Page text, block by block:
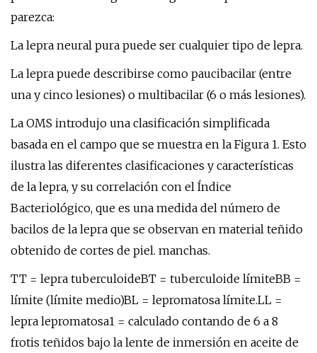
parezca:
La lepra neural pura puede ser cualquier tipo de lepra.
La lepra puede describirse como paucibacilar (entre
una y cinco lesiones) o multibacilar (6 o más lesiones).
La OMS introdujo una clasificación simplificada
basada en el campo que se muestra en la Figura 1. Esto
ilustra las diferentes clasificaciones y características
de la lepra, y su correlación con el Índice
Bacteriológico, que es una medida del número de
bacilos de la lepra que se observan en material teñido
obtenido de cortes de piel. manchas.
TT = lepra tuberculoideBT = tuberculoide límiteBB =
límite (límite medio)BL = lepromatosa límite.LL =
lepra lepromatosa1 = calculado contando de 6 a 8
frotis teñidos bajo la lente de inmersión en aceite de